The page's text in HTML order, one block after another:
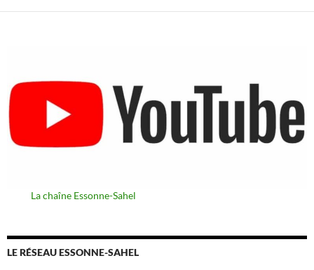
La chaîne Essonne-Sahel
LE RÉSEAU ESSONNE-SAHEL